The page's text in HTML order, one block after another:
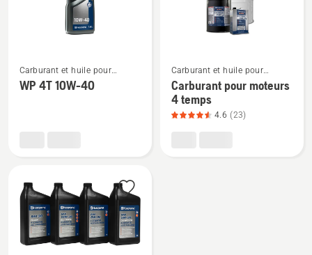
plus
Carburant et huile pour
moteurs à quatre temps
WP 4T 10W-40
plus
de
détails
Carburant et huile pour
moteurs à quatre temps
Carburant pour moteurs
4 temps
4.6 (23)